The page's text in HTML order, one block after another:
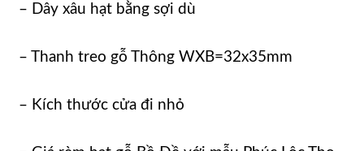
– Dây xâu hạt bằng sợi dù
– Thanh treo gỗ Thông WXB=32x35mm
– Kích thước cửa đi nhỏ